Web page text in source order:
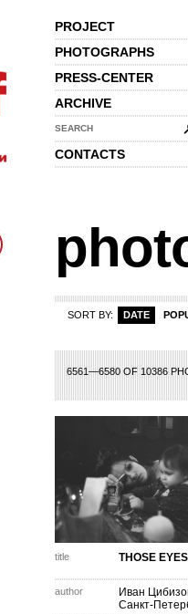
PROJECT
PHOTOGRAPHS
PRESS-CENTER
ARCHIVE
SEARCH
CONTACTS
SORT BY: DATE
6561—6580 OF 10386
319 320 321 322
title THOSE EYES
author
Иван
Санкт-